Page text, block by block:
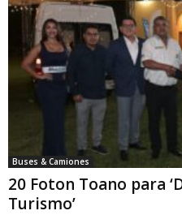
Buses & Camiones
20 Foton Toano para
Turismo’